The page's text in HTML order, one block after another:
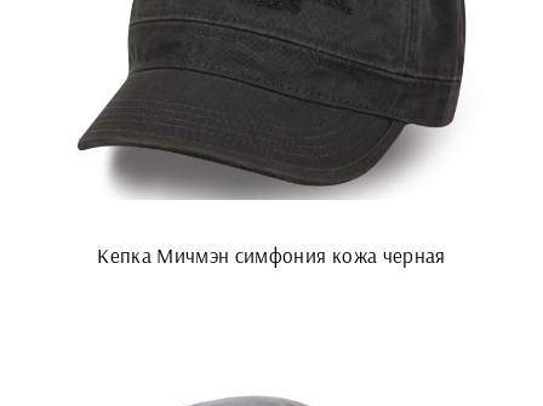
Кепка Мичмэн симфония кожа черная